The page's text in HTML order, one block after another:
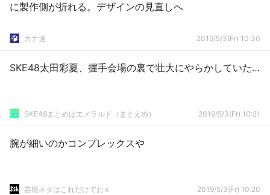
に製作側が折れる。デザインの見直しへ
カナ速 2019/5/3(Fr) 10:30
SKE48太田彩夏、握手会場の裏で壮大にやらかしていた…
SKE48まとめはエメラルド（まとえめ） 2019/5/3(Fr) 10:21
腕が細いのかコンプレックスや
芸能ネタはこれだけでおｋ 2019/5/3(Fr) 10:20